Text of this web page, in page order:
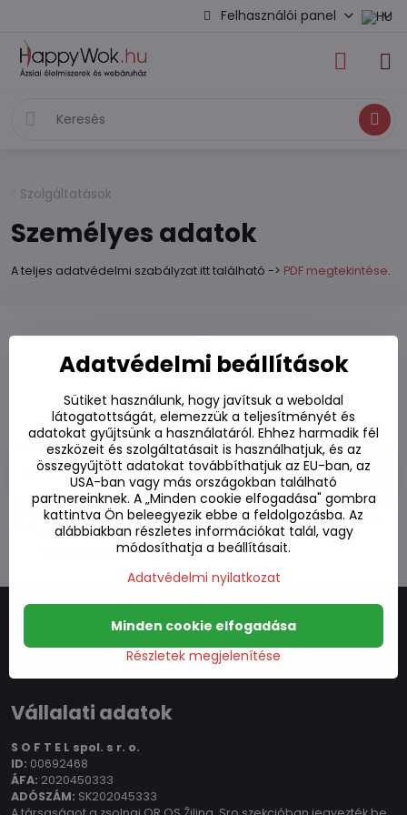
Felhasználói panel
Keresés
Szolgáltatások
Személyes adatok
A teljes adatvédelmi szabályzat itt található -> PDF megtekintése.
Hírlevél
Hírlevél "előfizetés":
"Előfizetni"
Megerősítem, hogy elolvastam aadatvédelmi szabályzatot
és ezennel kifejezettegyetértésemet adom a személyes
adataim kezeléséhez.
Fontos linkek
Vállalati adatok
S O F T E L spol. s r. o.
ID: 00692468
ÁFA: 2020450333
ADÓSZÁM: SK202045333
Adatvédelmi beállítások
Sütiket használunk, hogy javítsuk a weboldal
látogatottságát, elemezzük a teljesítményét és
adatokat gyűjtsünk a használatáról. Ehhez harmadik fél
eszközeit és szolgáltatásait is használhatjuk, és az
összegyűjtött adatokat továbbíthatjuk az EU-ban, az
USA-ban vagy más országokban található
partnereinknek. A „Minden cookie elfogadása" gombra
kattintva Ön beleegyezik ebbe a feldolgozásba. Az
alábbiakban részletes információkat talál, vagy
módosíthatja a beállításait.
Adatvédelmi nyilatkozat
Részletek megjelenítése
Minden cookie elfogadása